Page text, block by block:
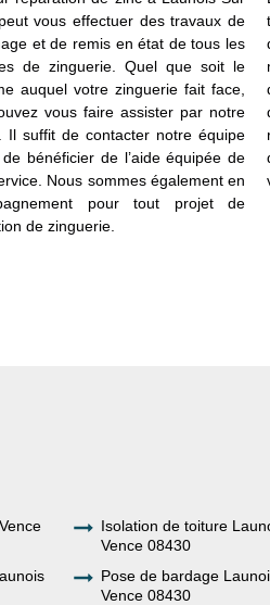
vous effectuer des travaux de
et de remis en état de tous les
de zinguerie. Quel que soit le
auquel votre zinguerie fait face,
vous faire assister par notre
Il suffit de contacter notre équipe
bénéficier de l’aide équipée de
Nous sommes également en
pour tout projet de
de zinguerie.
Isolation de toiture
Vence 08430
Pose de bardage
Vence 08430